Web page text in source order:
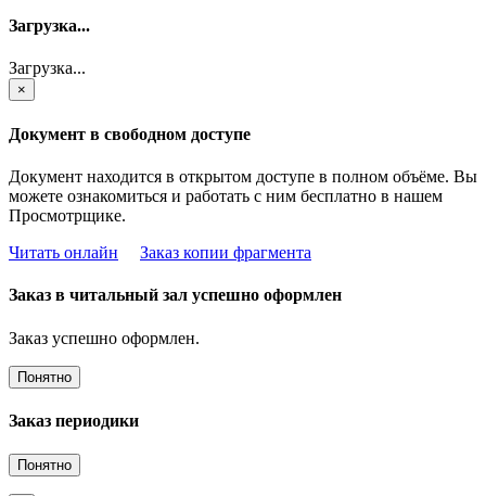
Загрузка...
Загрузка...
×
Документ в свободном доступе
Документ находится в открытом доступе в полном объёме. Вы
можете ознакомиться и работать с ним бесплатно в нашем
Просмотрщике.
Читать онлайн
Заказ копии фрагмента
Заказ в читальный зал успешно оформлен
Заказ успешно оформлен.
Понятно
Заказ периодики
Понятно